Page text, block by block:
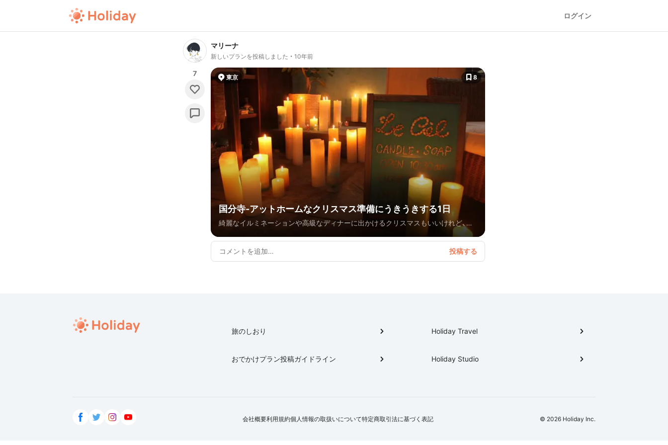
ログイン
マリーナ
新しいプランを投稿しました 10年前
7 東京 8
国分寺-アットホームなクリスマス準備にうきうきする1日
綺麗なイルミネーションや高級なディナーに出かけるクリスマスもいいけれど、お
家でほっこりなクリスマスもいいですよね。アットホームなクリスマスを楽しむべ
く、うきうき準備のお出かけに行ってみましょう！
旅のしおり
おでかけプラン投稿ガイドライン
Holiday Travel
Holiday Studio
会社概要利用規約個人情報の取扱いについて特定商取引法に基づく表記 © 2026 Holiday Inc.